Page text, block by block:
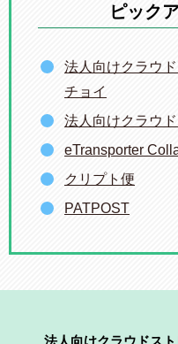
ピック
法人向けクラウ
チョイ
法人向けクラウ
eTransporter
クリプト便
PATPOST
法人向けクラウドス